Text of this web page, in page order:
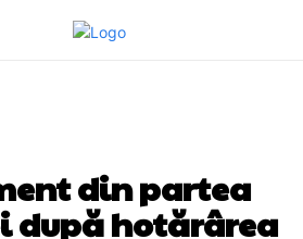
din partea
după hotărârea